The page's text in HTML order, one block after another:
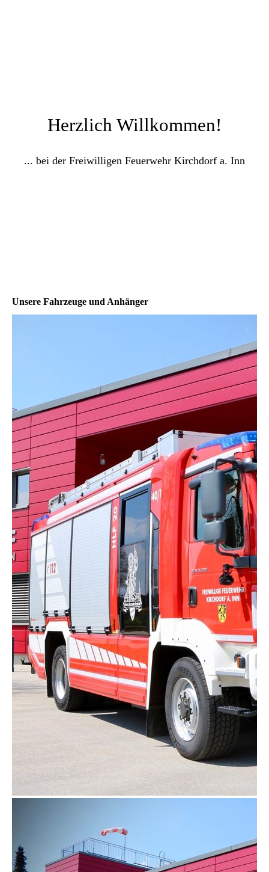
Herzlich Willkommen!
... bei der Freiwilligen Feuerwehr Kirchdorf a. Inn
Unsere Fahrzeuge und Anhänger